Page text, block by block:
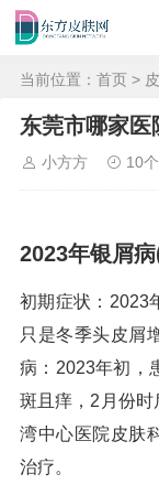
当前位置： 首页 >
东莞市哪家
小方方 10
2023年银屑
初期症状：2023
只是冬季头皮屑
病：2023年初，
斑且痒，2月份
湾中心医院皮肤
治疗。